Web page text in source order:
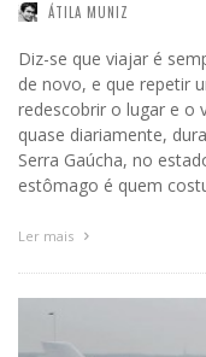
ÁTILA MUNIZ
Diz-se que viajar é
de novo, e que repetir
redescobrir o lugar e o
quase diariamente,
Serra Gaúcha, no
estômago é quem
Ler mais